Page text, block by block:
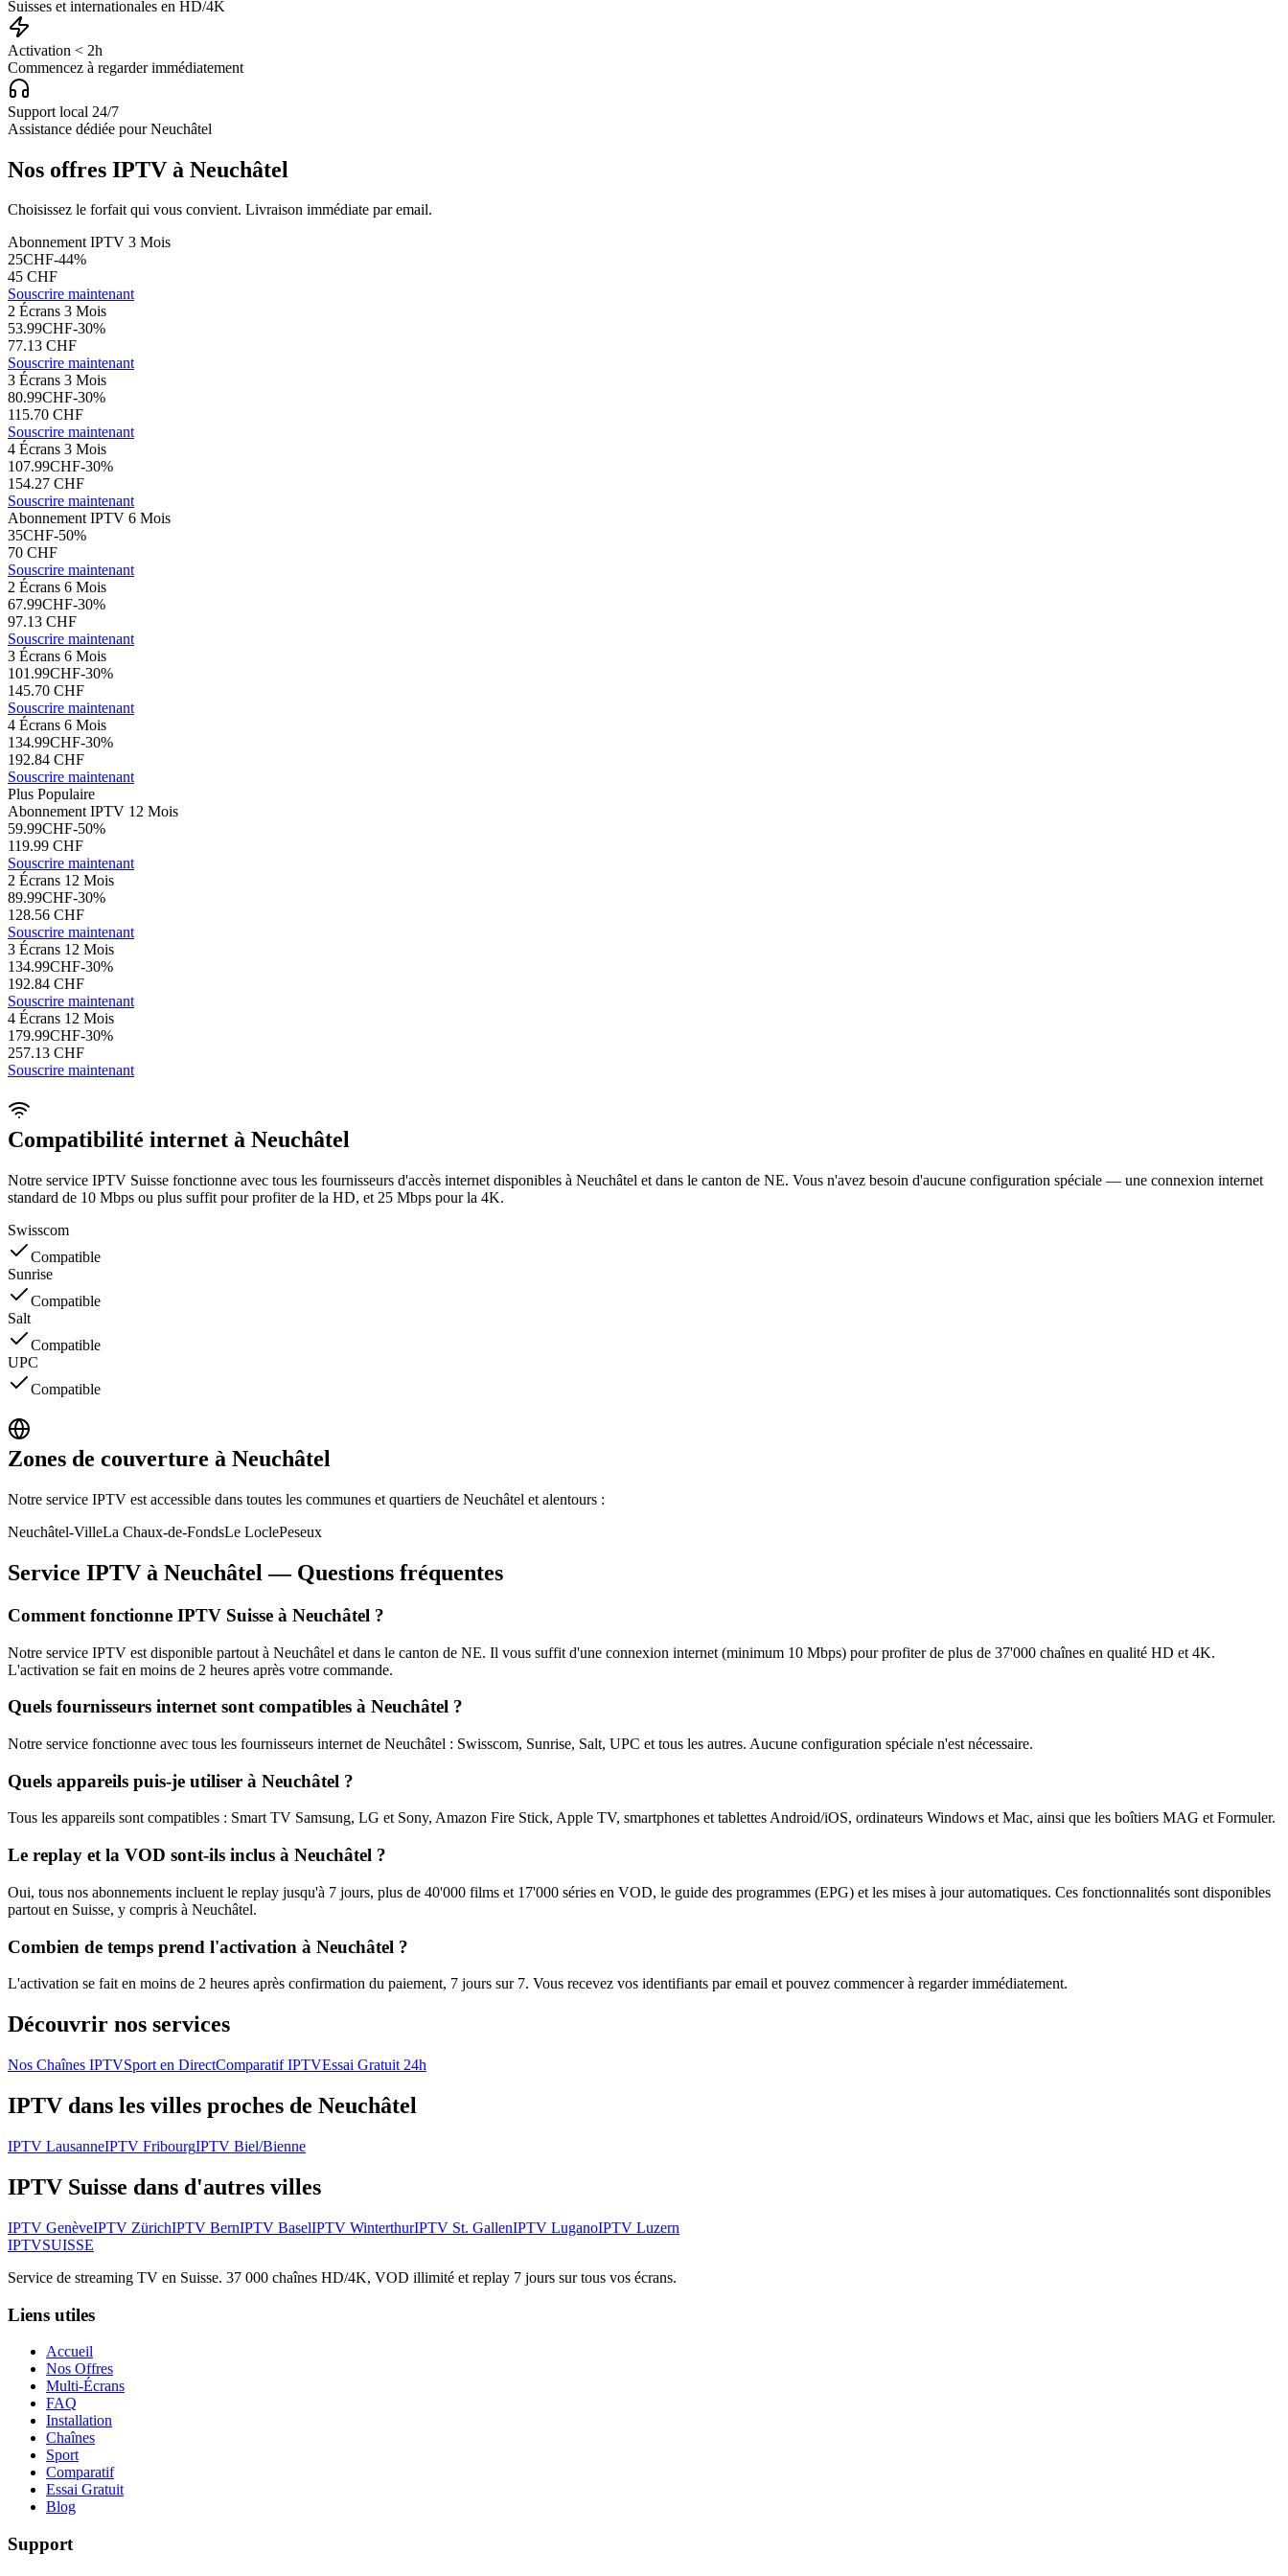
Suisses et internationales en HD/4K
Activation < 2h
Commencez à regarder immédiatement
Support local 24/7
Assistance dédiée pour Neuchâtel
Nos offres IPTV à Neuchâtel
Choisissez le forfait qui vous convient. Livraison immédiate par email.
Abonnement IPTV 3 Mois
25CHF-44%
45 CHF
Souscrire maintenant
2 Écrans 3 Mois
53.99CHF-30%
77.13 CHF
Souscrire maintenant
3 Écrans 3 Mois
80.99CHF-30%
115.70 CHF
Souscrire maintenant
4 Écrans 3 Mois
107.99CHF-30%
154.27 CHF
Souscrire maintenant
Abonnement IPTV 6 Mois
35CHF-50%
70 CHF
Souscrire maintenant
2 Écrans 6 Mois
67.99CHF-30%
97.13 CHF
Souscrire maintenant
3 Écrans 6 Mois
101.99CHF-30%
145.70 CHF
Souscrire maintenant
4 Écrans 6 Mois
134.99CHF-30%
192.84 CHF
Souscrire maintenant
Plus Populaire
Abonnement IPTV 12 Mois
59.99CHF-50%
119.99 CHF
Souscrire maintenant
2 Écrans 12 Mois
89.99CHF-30%
128.56 CHF
Souscrire maintenant
3 Écrans 12 Mois
134.99CHF-30%
192.84 CHF
Souscrire maintenant
4 Écrans 12 Mois
179.99CHF-30%
257.13 CHF
Souscrire maintenant
Compatibilité internet à Neuchâtel
Notre service IPTV Suisse fonctionne avec tous les fournisseurs d'accès internet disponibles à Neuchâtel et dans le canton de NE. Vous n'avez besoin d'aucune configuration spéciale — une connexion internet
standard de 10 Mbps ou plus suffit pour profiter de la HD, et 25 Mbps pour la 4K.
Swisscom
Compatible
Sunrise
Compatible
Salt
Compatible
UPC
Compatible
Zones de couverture à Neuchâtel
Notre service IPTV est accessible dans toutes les communes et quartiers de Neuchâtel et alentours :
Neuchâtel-VilleLa Chaux-de-FondsLe LoclePeseux
Service IPTV à Neuchâtel — Questions fréquentes
Comment fonctionne IPTV Suisse à Neuchâtel ?
Notre service IPTV est disponible partout à Neuchâtel et dans le canton de NE. Il vous suffit d'une connexion internet (minimum 10 Mbps) pour profiter de plus de 37'000 chaînes en qualité HD et 4K.
L'activation se fait en moins de 2 heures après votre commande.
Quels fournisseurs internet sont compatibles à Neuchâtel ?
Notre service fonctionne avec tous les fournisseurs internet de Neuchâtel : Swisscom, Sunrise, Salt, UPC et tous les autres. Aucune configuration spéciale n'est nécessaire.
Quels appareils puis-je utiliser à Neuchâtel ?
Tous les appareils sont compatibles : Smart TV Samsung, LG et Sony, Amazon Fire Stick, Apple TV, smartphones et tablettes Android/iOS, ordinateurs Windows et Mac, ainsi que les boîtiers MAG et Formuler.
Le replay et la VOD sont-ils inclus à Neuchâtel ?
Oui, tous nos abonnements incluent le replay jusqu'à 7 jours, plus de 40'000 films et 17'000 séries en VOD, le guide des programmes (EPG) et les mises à jour automatiques. Ces fonctionnalités sont disponibles
partout en Suisse, y compris à Neuchâtel.
Combien de temps prend l'activation à Neuchâtel ?
L'activation se fait en moins de 2 heures après confirmation du paiement, 7 jours sur 7. Vous recevez vos identifiants par email et pouvez commencer à regarder immédiatement.
Découvrir nos services
Nos Chaînes IPTVSport en DirectComparatif IPTVEssai Gratuit 24h
IPTV dans les villes proches de Neuchâtel
IPTV LausanneIPTV FribourgIPTV Biel/Bienne
IPTV Suisse dans d'autres villes
IPTV GenèveIPTV ZürichIPTV BernIPTV BaselIPTV WinterthurIPTV St. GallenIPTV LuganoIPTV Luzern
IPTVSUISSE
Service de streaming TV en Suisse. 37 000 chaînes HD/4K, VOD illimité et replay 7 jours sur tous vos écrans.
Liens utiles
Accueil
Nos Offres
Multi-Écrans
FAQ
Installation
Chaînes
Sport
Comparatif
Essai Gratuit
Blog
Support